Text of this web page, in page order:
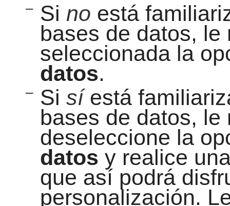
– Si no está
bases de datos,
seleccionada la
datos.
– Si síestá
bases de datos,
deseleccione la
datos y realice
que así podrá
personalización.